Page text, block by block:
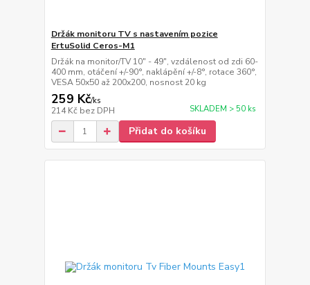
Držák monitoru TV s nastavením pozice
ErtuSolid Ceros-M1
Držák na monitor/TV 10" - 49", vzdálenost od zdi 60-
400 mm, otáčení +/-90°, naklápění +/-8°, rotace 360°,
VESA 50x50 až 200x200, nosnost 20 kg
259 Kč/ks
214 Kč bez DPH SKLADEM > 50 ks
Přidat do košíku